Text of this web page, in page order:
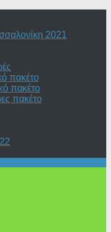
2021
πακέτο
πακέτο
πακέτο